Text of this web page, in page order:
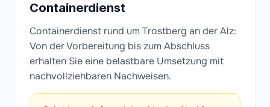
Containerdienst
Containerdienst rund um Trostberg an der Alz:
Von der Vorbereitung bis zum Abschluss
erhalten Sie eine belastbare Umsetzung mit
nachvollziehbaren Nachweisen.